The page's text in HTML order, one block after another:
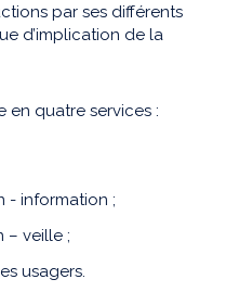
par ses différents
d’implication de la
en quatre services :
- information ;
– veille ;
usagers.